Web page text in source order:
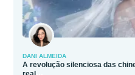
DANI ALMEIDA
A revolução silenciosa das